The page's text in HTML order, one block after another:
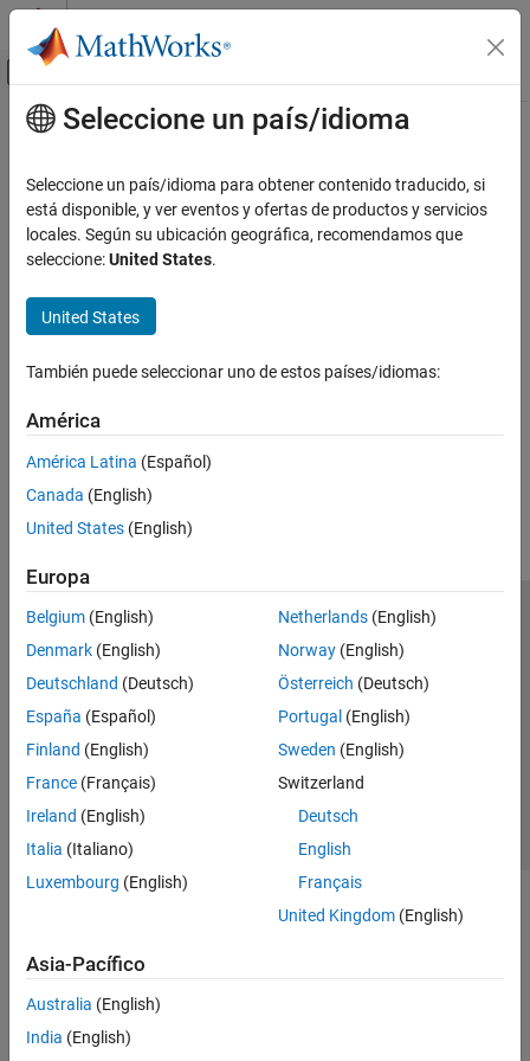
Saltar al contenido
Mostrar/ocultar menú de navegación
Inicio de Documentación
Contenido principal
¿Qué tan útil fue esta traducción?
Seleccione un país/idioma
Seleccione un país/idioma para obtener contenido traducido, si
está disponible, y ver eventos y ofertas de productos y servicios
locales. Según su ubicación geográfica, recomendamos que
seleccione:United States.
United States
También puede seleccionar uno de estos países/idiomas:
América
América Latina (Español)
Canada (English)
United States (English)
Europa
Belgium (English)
Denmark (English)
Deutschland (Deutsch)
España (Español)
Finland (English)
France (Français)
Ireland (English)
Italia (Italiano)
Luxembourg (English)
Netherlands(English)
Norway(English)
Österreich (Deutsch)
Portugal (English)
Sweden (English)
Switzerland
Deutsch
English
Français
United Kingdom(English)
Asia-Pacífico
Australia (English)
India (English)
Centro de confianza
Marcas comerciales
Política de privacidad
Antipiratería
Estado de las aplicaciones
Información de contacto
© 1994-2026 The MathWorks, Inc.